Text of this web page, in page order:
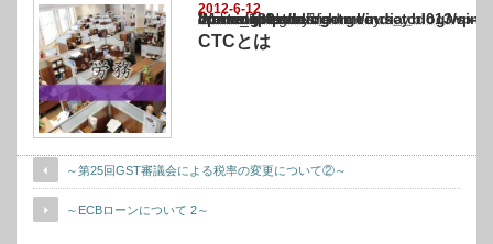
2012-6-12
Warning
: Undefined array key "show_category" in
/home/netst/kuno-cpa.co.jp/public_html/india_blog/wp-content/themes/
on line183
CTCとは
～第25回GST審議会による税率の変更について②～
～ECBローンについて 2～